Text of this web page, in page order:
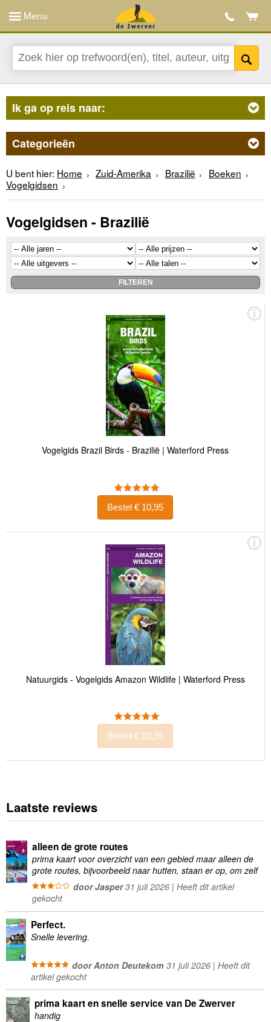
Menu
Ik ga op reis naar:
Categorieën
U bent hier: Home Zuid-Amerika Brazilië
Boeken
Vogelgidsen
Vogelgidsen - Brazilië
Vogelgids Brazil Birds - Brazilië | Waterford Press
Bestel € 10,95
Natuurgids - Vogelgids Amazon Wildlife | Waterford Press
Bestel € 10,95
Laatste reviews
alleen de grote routes
prima kaart voor overzicht van een gebied maar alleen de
grote routes, bijvoorbeeld naar hutten, staan er op, om zelf
wandelingen te plannen minder geschikt
door Jasper31 juli 2026 | Heeft dit artikel
gekocht
Perfect.
Snelle levering.
door Anton Deutekom31 juli 2026 | Heeft dit
artikel gekocht
prima kaart en snelle service van De Zwerver
handig